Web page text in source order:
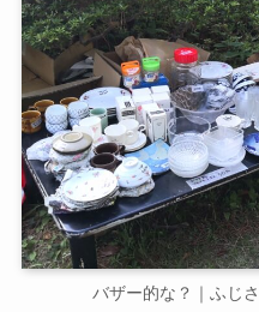
バザー的な？｜ふじ